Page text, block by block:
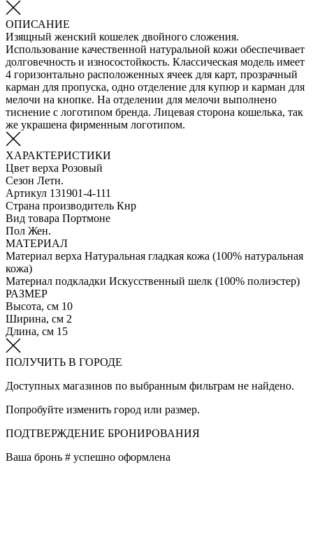
ОПИСАНИЕ
Изящный женский кошелек двойного сложения.
Использование качественной натуральной кожи обеспечивает
долговечность и износостойкость. Классическая модель имеет
4 горизонтально расположенных ячеек для карт, прозрачный
карман для пропуска, одно отделение для купюр и карман для
мелочи на кнопке. На отделении для мелочи выполнено
тиснение с логотипом бренда. Лицевая сторона кошелька, так
же украшена фирменным логотипом.
ХАРАКТЕРИСТИКИ
Цвет верха Розовый
Сезон Летн.
Артикул 131901-4-111
Страна производитель Кнр
Вид товара Портмоне
Пол Жен.
МАТЕРИАЛ
Материал верха Натуральная гладкая кожа (100% натуральная
кожа)
Материал подкладки Искусственный шелк (100% полиэстер)
РАЗМЕР
Высота, см 10
Ширина, см 2
Длина, см 15
ПОЛУЧИТЬ В ГОРОДЕ
Доступных магазинов по выбранным фильтрам не найдено.
Попробуйте изменить город или размер.
ПОДТВЕРЖДЕНИЕ БРОНИРОВАНИЯ
Ваша бронь # успешно оформлена